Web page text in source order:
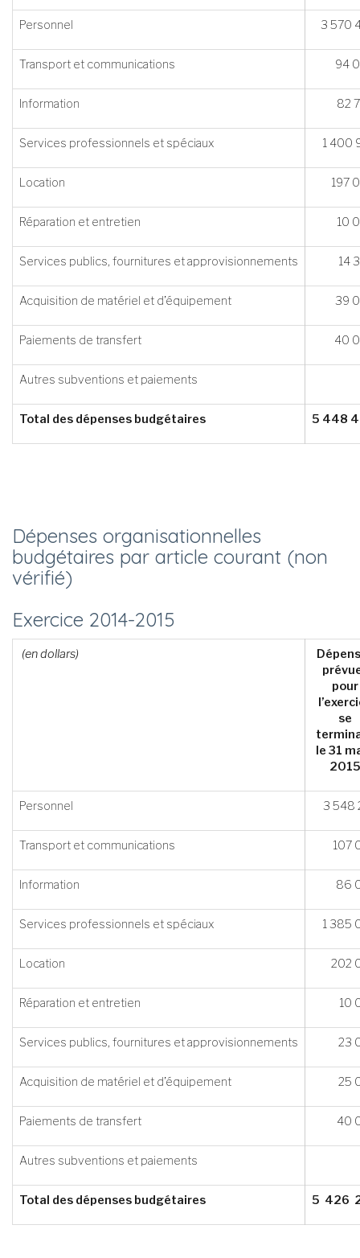
Personnel 3 570
Transport et communications 94
Information 82
Services professionnels et spéciaux 1 400
Location 197
Réparation et entretien 10
Services publics, fournitures et approvisionnements 14
Acquisition de matériel et d’équipement 39
Paiements de transfert 40
Autres subventions et paiements
Total des dépenses budgétaires 5 448
Dépenses organisationnelles
budgétaires par article courant (non
vérifié)
Exercice 2014­-2015
(en dollars)
pour
se
le 31
2015
Personnel 3 548
Transport et communications 107
Information 86
Services professionnels et spéciaux 1 385
Location 202
Réparation et entretien 10
Services publics, fournitures et approvisionnements 23
Acquisition de matériel et d’équipement 25
Paiements de transfert 40
Autres subventions et paiements
Total des dépenses budgétaires 5 426